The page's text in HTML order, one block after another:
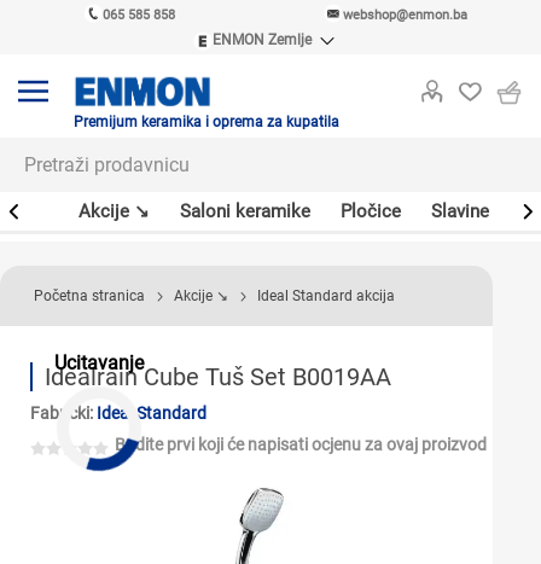
065 585 858 webshop@enmon.ba
ENMON Zemlje
ENMON MKD
Premijum keramika i oprema za kupatila
Akcije ↘ Saloni keramike Pločice Slavine
Ucitavanje
Početna stranica Akcije ↘ Ideal Standard akcija
Idealrain Cube Tuš Set B0019AA
Fabrički: Ideal Standard
Budite prvi koji će napisati ocjenu za ovaj proizvod